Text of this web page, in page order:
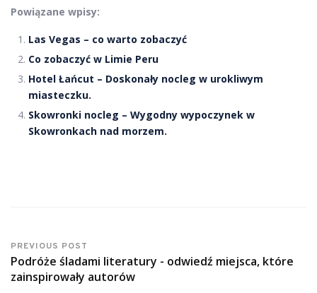
Powiązane wpisy:
Las Vegas – co warto zobaczyć
Co zobaczyć w Limie Peru
Hotel Łańcut – Doskonały nocleg w urokliwym
miasteczku.
Skowronki nocleg – Wygodny wypoczynek w
Skowronkach nad morzem.
PREVIOUS POST
Podróże śladami literatury - odwiedź miejsca, które
zainspirowały autorów